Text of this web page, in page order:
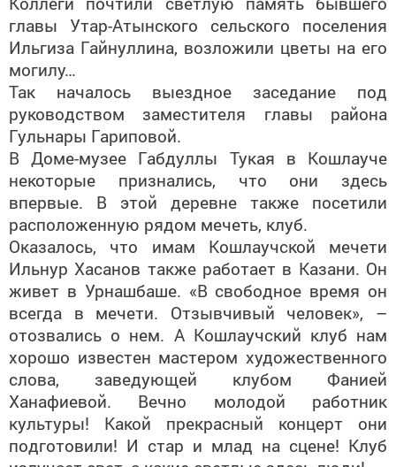
главы Утар-Атынского сельского поселения
Ильгиза Гайнуллина, возложили цветы на его
могилу…
Так началось выездное заседание под
руководством заместителя главы района
Гульнары Гариповой.
В Доме-музее Габдуллы Тукая в Кошлауче
некоторые признались, что они здесь
впервые. В этой деревне также посетили
расположенную рядом мечеть, клуб.
Оказалось, что имам Кошлаучской мечети
Ильнур Хасанов также работает в Казани. Он
живет в Урнашбаше. «В свободное время он
всегда в мечети. Отзывчивый человек», –
отозвались о нем. А Кошлаучский клуб нам
хорошо известен мастером художественного
слова, заведующей клубом Фанией
Ханафиевой. Вечно молодой работник
культуры! Какой прекрасный концерт они
подготовили! И стар и млад на сцене! Клуб
излучает свет, а какие светлые здесь люди!